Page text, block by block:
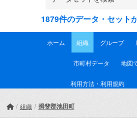
1879件のデータ・セット
ホーム 組織 グループ
市町村データ 地図
利用方法・利用規約
組織 揖斐郡池田町